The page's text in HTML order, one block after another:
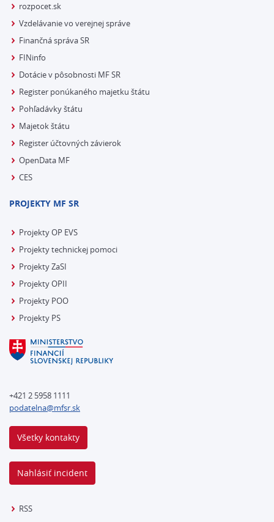
rozpocet.sk
Vzdelávanie vo verejnej správe
Finančná správa SR
FINinfo
Dotácie v pôsobnosti MF SR
Register ponúkaného majetku štátu
Pohľadávky štátu
Majetok štátu
Register účtovných závierok
OpenData MF
CES
PROJEKTY MF SR
Projekty OP EVS
Projekty technickej pomoci
Projekty ZaSI
Projekty OPII
Projekty POO
Projekty PS
+421 2 5958 1111
podatelna@mfsr.sk
Všetky kontakty
Nahlásiť incident
RSS